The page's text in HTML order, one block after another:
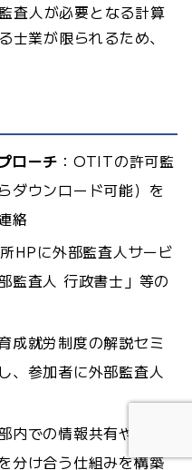
査人が必要となる計算
業が限られるため、
ローチ ：OTITの許可監
ダウンロード可能）を
絡
所HPに外部監査人サービ
監査人 行政書士」等の
成就労制度の解説セミ
、参加者に外部監査人
内での情報共有や共同
分け合う仕組みを構築